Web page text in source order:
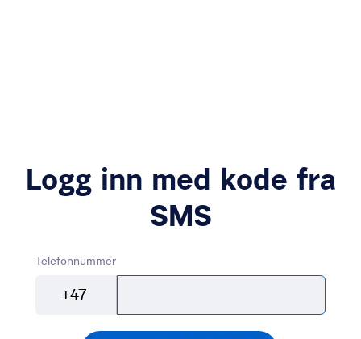
Logg inn med kode fra
SMS
Telefonnummer
+47